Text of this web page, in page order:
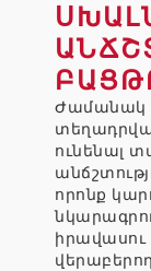
Ժամանակ
ունենալ
որոնք
իրավասու